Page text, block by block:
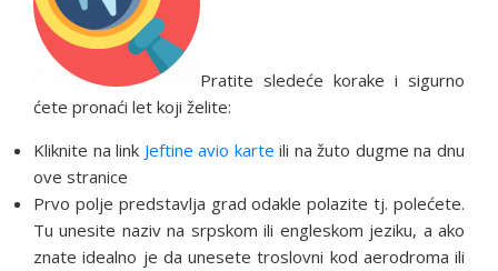
Pratite sledeće korake i sigurno
ćete pronaći let koji želite:
Kliknite na link Jeftine avio karte ili na žuto dugme na dnu
ove stranice
Prvo polje predstavlja grad odakle polazite tj. polećete.
Tu unesite naziv na srpskom ili engleskom jeziku, a ako
znate idealno je da unesete troslovni kod aerodroma ili